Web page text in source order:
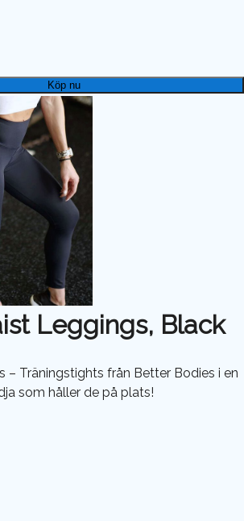
Köp nu
Leggings, Black
– Träningstights från Better Bodies i en
som håller de på plats!